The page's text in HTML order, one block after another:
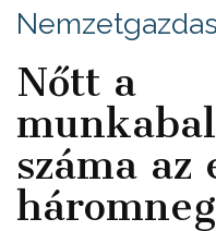
Nőtt a
száma az